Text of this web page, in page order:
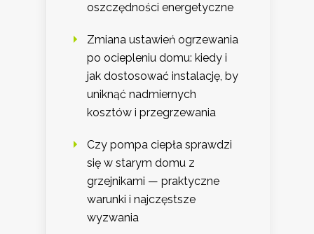
oszczędności energetyczne
Zmiana ustawień ogrzewania
po ociepleniu domu: kiedy i
jak dostosować instalację, by
uniknąć nadmiernych
kosztów i przegrzewania
Czy pompa ciepła sprawdzi
się w starym domu z
grzejnikami — praktyczne
warunki i najczęstsze
wyzwania